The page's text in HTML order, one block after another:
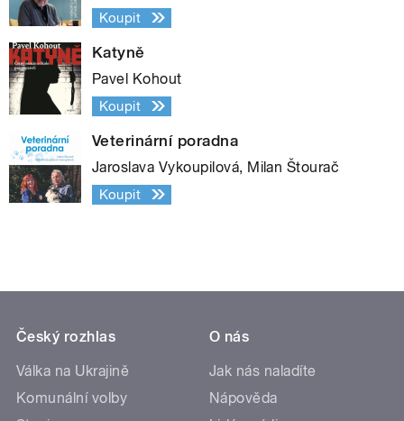
Koupit
Katyně
Pavel Kohout
Koupit
Veterinární poradna
Jaroslava Vykoupilová, Milan Štourač
Koupit
Český rozhlas
Válka na Ukrajině
Komunální volby
O nás
Jak nás naladíte
Nápověda